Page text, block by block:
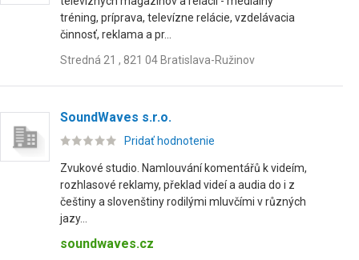
tréning, príprava, televízne relácie, vzdelávacia
činnosť, reklama a pr...
Stredná 21 , 821 04 Bratislava-Ružinov
SoundWaves s.r.o.
Pridať hodnotenie
Zvukové studio. Namlouvání komentářů k videím,
rozhlasové reklamy, překlad videí a audia do i z
češtiny a slovenštiny rodilými mluvčími v různých
jazy...
soundwaves.cz